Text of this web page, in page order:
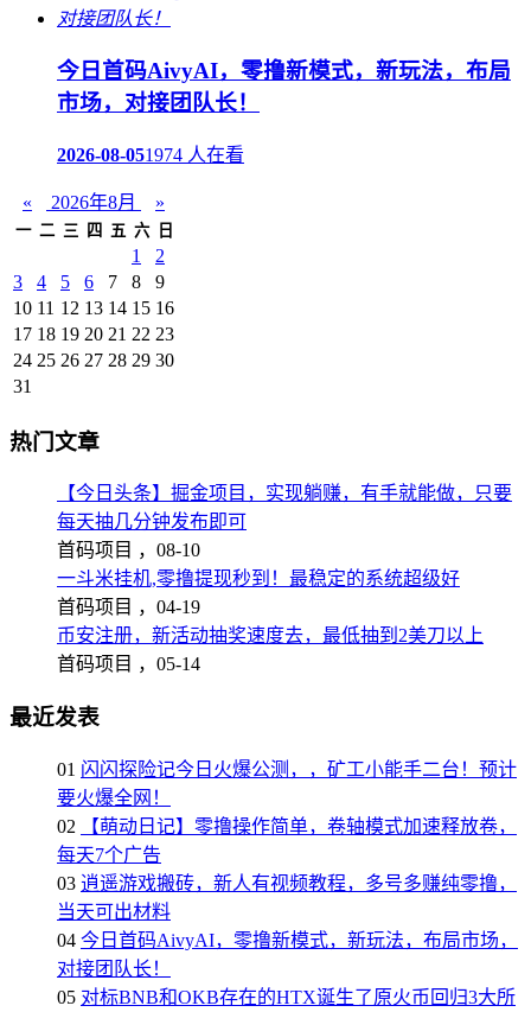
今日首码AivyAI，零撸新模式，新玩法，布局
市场，对接团队长！
2026-08-051974 人在看
« 2026年8月 »
一 二 三 四 五 六 日
1
2
3
4 5 6 7 8
9
10 11 12 13 14 15 16
17 18 19 20 21 22 23
24 25 26 27 28 29 30
31
热门文章
【今日头条】掘金项目，实现躺赚，有手就能做，只要
每天抽几分钟发布即可
首码项目 ， 08-10
一斗米挂机,零撸提现秒到！最稳定的系统超级好
首码项目 ， 04-19
币安注册，新活动抽奖速度去，最低抽到2美刀以上
首码项目 ， 05-14
最近发表
01 闪闪探险记今日火爆公测，，矿工小能手二台！预计
要火爆全网！
02
【萌动日记】零撸操作简单，卷轴模式加速释放卷，
每天7个广告
03 逍遥游戏搬砖，新人有视频教程，多号多赚纯零撸，
当天可出材料
04 今日首码AivyAI，零撸新模式，新玩法，布局市场，
对接团队长！
05 对标BNB和OKB存在的HTX诞生了原火币回归3大所